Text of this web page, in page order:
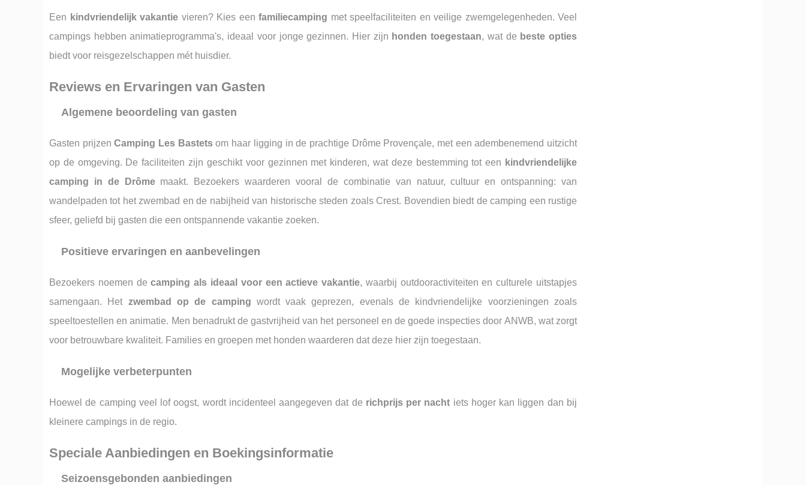
Een kindvriendelijk vakantie vieren? Kies een familiecamping met speelfaciliteiten en veilige zwemgelegenheden. Veel
campings hebben animatieprogramma's, ideaal voor jonge gezinnen. Hier zijn honden toegestaan, wat de beste opties
biedt voor reisgezelschappen mét huisdier.
Reviews en Ervaringen van Gasten
Algemene beoordeling van gasten
Gasten prijzenCamping Les Bastetsom haar ligging in de prachtige Drôme Provençale, met een adembenemend uitzicht
op de omgeving. De faciliteiten zijn geschikt voor gezinnen met kinderen, wat deze bestemming tot een kindvriendelijke
camping in de Drômemaakt. Bezoekers waarderen vooral de combinatie van natuur, cultuur en ontspanning: van
wandelpaden tot het zwembad en de nabijheid van historische steden zoals Crest. Bovendien biedt de camping een rustige
sfeer, geliefd bij gasten die een ontspannende vakantie zoeken.
Positieve ervaringen en aanbevelingen
Bezoekers noemen decamping als ideaal voor een actieve vakantie, waarbij outdooractiviteiten en culturele uitstapjes
samengaan. Het zwembad op de camping wordt vaak geprezen, evenals de kindvriendelijke voorzieningen zoals
speeltoestellen en animatie. Men benadrukt de gastvrijheid van het personeel en de goede inspecties door ANWB, wat zorgt
voor betrouwbare kwaliteit. Families en groepen met honden waarderen dat deze hier zijn toegestaan.
Mogelijke verbeterpunten
Hoewel de camping veel lof oogst, wordt incidenteel aangegeven dat de richprijs per nacht iets hoger kan liggen dan bij
kleinere campings in de regio.
Speciale Aanbiedingen en Boekingsinformatie
Seizoensgebonden aanbiedingen